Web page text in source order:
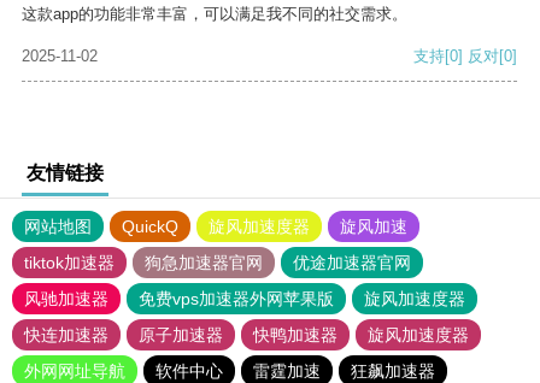
这款app的功能非常丰富，可以满足我不同的社交需求。
2025-11-02 支持[0] 反对[0]
友情链接
网站地图 QuickQ 旋风加速度器
旋风加速
tiktok加速器
狗急加速器官网
优途加速器官网
风驰加速器
免费vps加速器外网苹果版
旋风加速度器
快连加速器
原子加速器 快鸭加速器
旋风加速度器
外网网址导航
软件中心 雷霆加速 狂飙加速器